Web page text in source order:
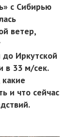
с Сибирью
ветер,
Иркутской
в 33 м/сек.
и что сейчас